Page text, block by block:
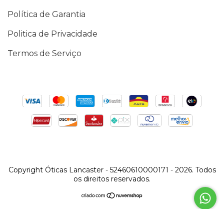
Política de Garantia
Politica de Privacidade
Termos de Serviço
Copyright Óticas Lancaster - 52460610000171 - 2026. Todos
os direitos reservados.